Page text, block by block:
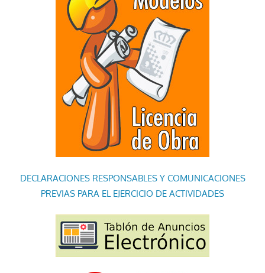
DECLARACIONES RESPONSABLES Y COMUNICACIONES
PREVIAS PARA EL EJERCICIO DE ACTIVIDADES